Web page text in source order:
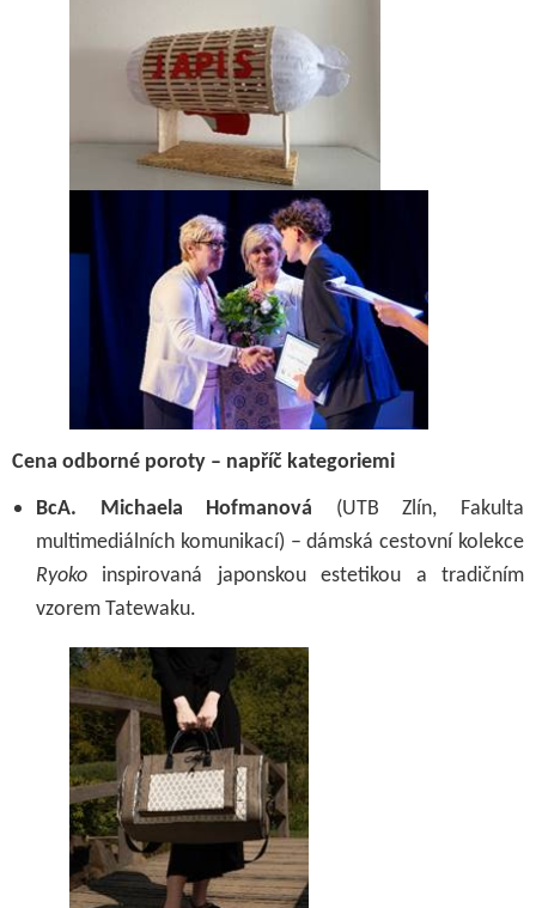
Cena odborné poroty – napříč kategoriemi
BcA. Michaela Hofmanová (UTB Zlín, Fakulta
multimediálních komunikací) – dámská cestovní kolekce
Ryoko inspirovaná japonskou estetikou a tradičním
vzorem Tatewaku.